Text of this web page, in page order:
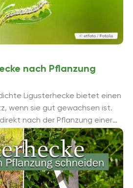
nach Pflanzung
Ligusterhecke bietet einen
wenn sie gut gewachsen ist.
nach der Pflanzung einer
einen ersten Schnitt durchzufü...